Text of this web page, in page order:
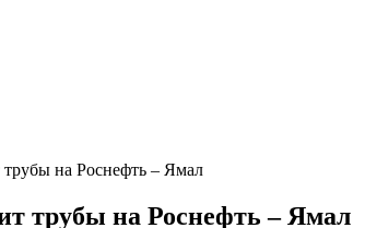
на Роснефть – Ямал
трубы на Роснефть – Ямал